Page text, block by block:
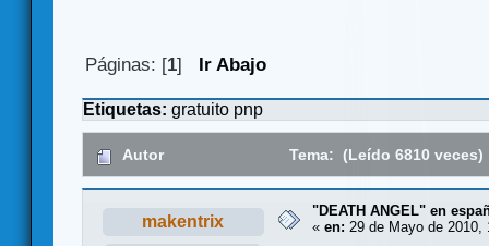
Páginas: [1] Ir Abajo
Etiquetas: gratuito pnp
Autor Tema: (Leído 6810 veces)
makentrix
"DEATH ANGEL" en
« en: 29 de Mayo de 2010,